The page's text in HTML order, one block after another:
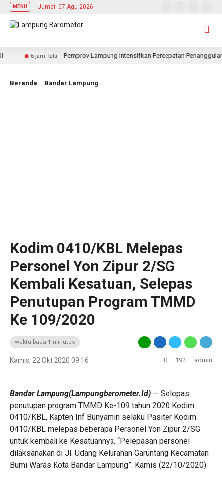
MENU Jumat, 07 Agu 2026
6 jam lalu Pemprov Lampung Intensifkan Percepatan
Beranda Bandar Lampung
Kodim 0410/KBL Melepas
Personel Yon Zipur 2/SG
Kembali Kesatuan, Selepas
Penutupan Program TMMD
Ke 109/2020
waktu baca 1 minutes
Kamis, 22 Okt 2020 09:16 0 192 admin
Bandar Lampung(Lampungbarometer.Id) — Selepas
penutupan program TMMD Ke-109 tahun 2020 Kodim
0410/KBL, Kapten Inf Bunyamin selaku Pasiter Kodim
0410/KBL melepas beberapa Personel Yon Zipur 2/SG
untuk kembali ke Kesatuannya. “Pelepasan personel
dilaksanakan di Jl. Udang Kelurahan Garuntang Kecamatan
Bumi Waras Kota Bandar Lampung”. Kamis (22/10/2020)